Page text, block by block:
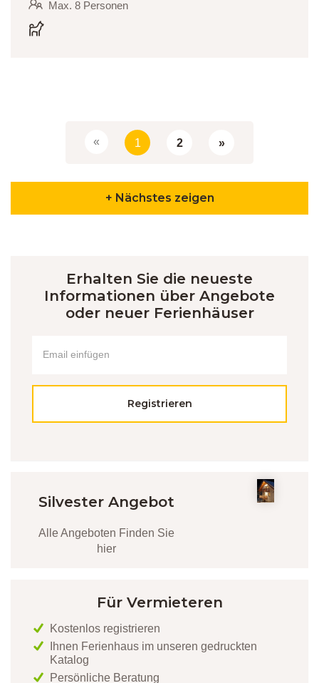
Max. 8 Personen
« 1 2 »
+ Nächstes zeigen
Erhalten Sie die neueste
Informationen über Angebote
oder neuer Ferienhäuser
Registrieren
Silvester Angebot
Alle Angeboten Finden Sie
hier
Für Vermieteren
Kostenlos registrieren
Ihnen Ferienhaus im unseren gedruckten
Katalog
Persönliche Beratung